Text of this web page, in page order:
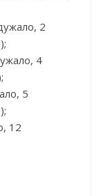
2
4
5
12